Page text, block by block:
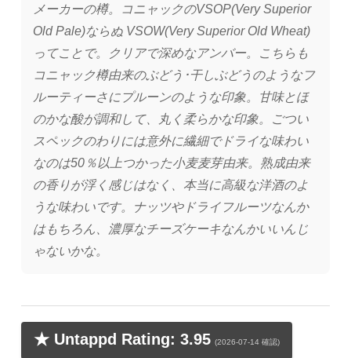
メーカーの樽。コニャックのVSOP(Very Superior
Old Pale)ならぬ VSOW(Very Superior Old Wheat)
ってことで。クリアで深めなアンバー。こちらも
コニャック樽由来のぶどう･干しぶどうのようなフ
ルーティーさにプルーンのような印象。甘味とほ
のかな酸が調和して、丸く柔らかな印象。ごつい
スペックのわりには意外に繊細でドライな味わい
なのは50％以上つかった小麦麦芽由来。熟成由来
の香りが浮く感じはなく、本当に高級な洋酒のよ
うな味わいです。ナッツやドライフルーツなんか
はもちろん、濃厚なチーズケーキなんかいいんじ
ゃないかな。
★ Untappd Rating: 3.95 (2026-07-14 確認)